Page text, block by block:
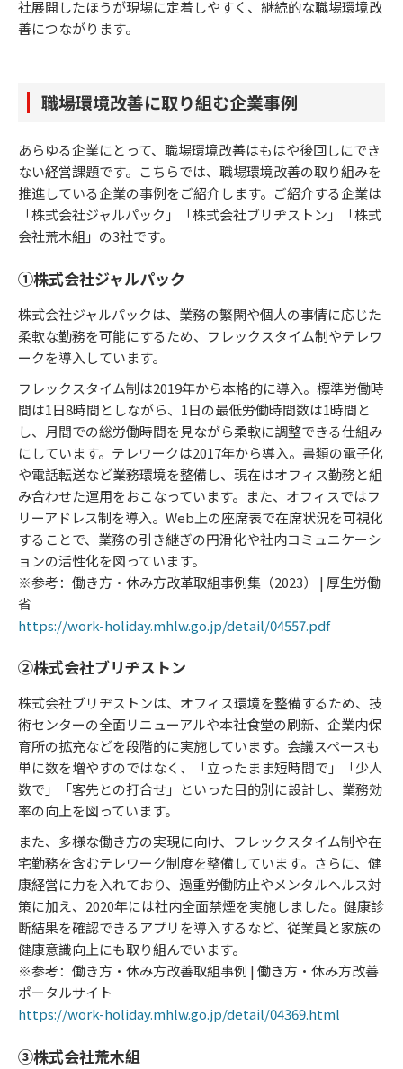
社展開したほうが現場に定着しやすく、継続的な職場環境改
善につながります。
職場環境改善に取り組む企業事例
あらゆる企業にとって、職場環境改善はもはや後回しにでき
ない経営課題です。こちらでは、職場環境改善の取り組みを
推進している企業の事例をご紹介します。ご紹介する企業は
「株式会社ジャルパック」「株式会社ブリヂストン」「株式
会社荒木組」の3社です。
①株式会社ジャルパック
株式会社ジャルパックは、業務の繁閑や個人の事情に応じた
柔軟な勤務を可能にするため、フレックスタイム制やテレワ
ークを導入しています。
フレックスタイム制は2019年から本格的に導入。標準労働時
間は1日8時間としながら、1日の最低労働時間数は1時間と
し、月間での総労働時間を見ながら柔軟に調整できる仕組み
にしています。テレワークは2017年から導入。書類の電子化
や電話転送など業務環境を整備し、現在はオフィス勤務と組
み合わせた運用をおこなっています。また、オフィスではフ
リーアドレス制を導入。Web上の座席表で在席状況を可視化
することで、業務の引き継ぎの円滑化や社内コミュニケーシ
ョンの活性化を図っています。
※参考：働き方・休み方改革取組事例集（2023） | 厚生労働
省
https://work-holiday.mhlw.go.jp/detail/04557.pdf
②株式会社ブリヂストン
株式会社ブリヂストンは、オフィス環境を整備するため、技
術センターの全面リニューアルや本社食堂の刷新、企業内保
育所の拡充などを段階的に実施しています。会議スペースも
単に数を増やすのではなく、「立ったまま短時間で」「少人
数で」「客先との打合せ」といった目的別に設計し、業務効
率の向上を図っています。
また、多様な働き方の実現に向け、フレックスタイム制や在
宅勤務を含むテレワーク制度を整備しています。さらに、健
康経営に力を入れており、過重労働防止やメンタルヘルス対
策に加え、2020年には社内全面禁煙を実施しました。健康診
断結果を確認できるアプリを導入するなど、従業員と家族の
健康意識向上にも取り組んでいます。
※参考：働き方・休み方改善取組事例 | 働き方・休み方改善
ポータルサイト
https://work-holiday.mhlw.go.jp/detail/04369.html
③株式会社荒木組